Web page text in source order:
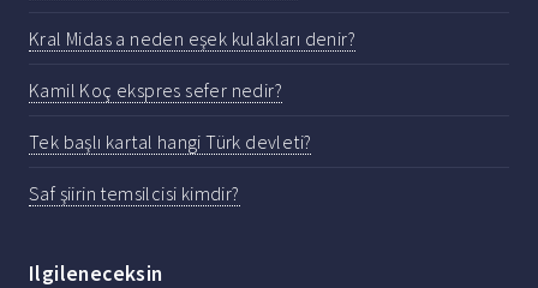
Kral Midas a neden eşek kulakları denir?
Kamil Koç ekspres sefer nedir?
Tek başlı kartal hangi Türk devleti?
Saf şiirin temsilcisi kimdir?
Ilgileneceksin